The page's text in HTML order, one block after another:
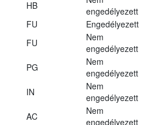
HB
engedélyezett
FU
Engedélyezett
FU
Nem
engedélyezett
PG
Nem
engedélyezett
IN
Nem
engedélyezett
AC
Nem
engedélyezett